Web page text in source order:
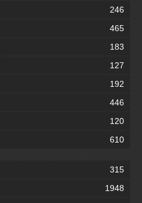
246
465
183
127
192
446
120
610
315
1948